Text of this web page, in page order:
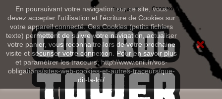
En poursuivant votre navigation sur ce site, vous
devez accepter l’utilisation et l'écriture de Cookies sur
votre appareil connecté. Ces Cookies (petits fichiers
texte) permettent de suivre votre navigation, actualiser
votre panier, vous reconnaitre lors de votre prochaine
visite et sécuriser votre connexion. Pour en savoir plus
et paramétrer les traceurs: http://www.cnil.fr/vos-
obligations/sites-web-cookies-et-autres-traceurs/que-
dit-la-loi/
Connexion
Français